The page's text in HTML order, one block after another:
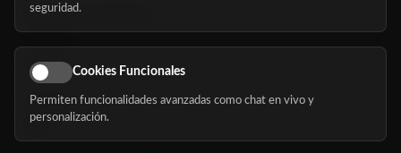
Buscador de residencias
Eventos
Nosotros
seguridad.
Cookies Funcionales
Permiten funcionalidades avanzadas como chat en vivo y
personalización.